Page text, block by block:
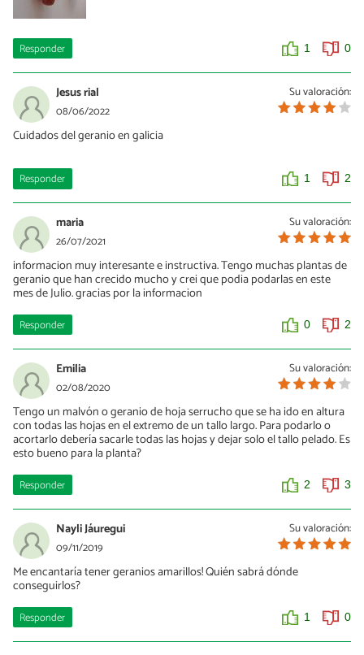
Responder 1 0
Su valoración:
Jesus rial
08/06/2022
Cuidados del geranio en galicia
Responder 1 2
Su valoración:
maria
26/07/2021
informacion muy interesante e instructiva. Tengo muchas plantas de
geranio que han crecido mucho y crei que podia podarlas en este
mes de Julio. gracias por la informacion
Responder 0 2
Su valoración:
Emilia
02/08/2020
Tengo un malvón o geranio de hoja serrucho que se ha ido en altura
con todas las hojas en el extremo de un tallo largo. Para podarlo o
acortarlo debería sacarle todas las hojas y dejar solo el tallo pelado. Es
esto bueno para la planta?
Responder 2 3
Su valoración:
Nayli Jáuregui
09/11/2019
Me encantaría tener geranios amarillos! Quién sabrá dónde
conseguirlos?
Responder 1 0